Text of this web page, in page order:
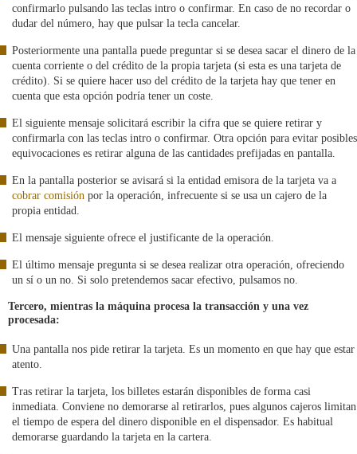
confirmarlo pulsando las teclas intro o confirmar. En caso de no recordar o
dudar del número, hay que pulsar la tecla cancelar.
Posteriormente una pantalla puede preguntar si se desea sacar el dinero de la
cuenta corriente o del crédito de la propia tarjeta (si esta es una tarjeta de
crédito). Si se quiere hacer uso del crédito de la tarjeta hay que tener en
cuenta que esta opción podría tener un coste.
El siguiente mensaje solicitará escribir la cifra que se quiere retirar y
confirmarla con las teclas intro o confirmar. Otra opción para evitar posibles
equivocaciones es retirar alguna de las cantidades prefijadas en pantalla.
En la pantalla posterior se avisará si la entidad emisora de la tarjeta va a
cobrar comisión por la operación, infrecuente si se usa un cajero de la
propia entidad.
El mensaje siguiente ofrece el justificante de la operación.
El último mensaje pregunta si se desea realizar otra operación, ofreciendo
un sí o un no. Si solo pretendemos sacar efectivo, pulsamos no.
Tercero, mientras la máquina procesa la transacción y una vez
procesada:
Una pantalla nos pide retirar la tarjeta. Es un momento en que hay que estar
atento.
Tras retirar la tarjeta, los billetes estarán disponibles de forma casi
inmediata. Conviene no demorarse al retirarlos, pues algunos cajeros limitan
el tiempo de espera del dinero disponible en el dispensador. Es habitual
demorarse guardando la tarjeta en la cartera.